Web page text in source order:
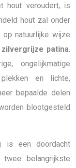
hout veroudert, is
hout zal onder
natuurlijke wijze
patina.
ongelijkmatige
en lichte,
bepaalde delen
blootgesteld
is een doordacht
belangrijkste